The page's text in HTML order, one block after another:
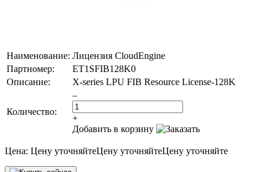
Наименование: Лицензия CloudEngine
Партномер:
ET1SFIB128K0
Описание:
X-series LPU FIB Resource License-128K
Количество:
–
+
Добавить в корзину
Цена: Цену уточняйтеЦену уточняйтеЦену уточняйте